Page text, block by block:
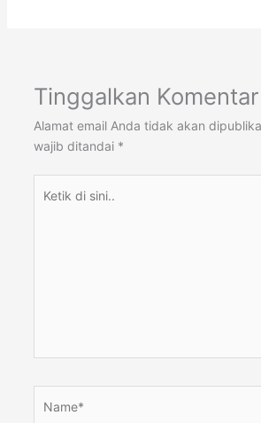
Tinggalkan Komentar
Alamat email Anda tidak akan
wajib ditandai *